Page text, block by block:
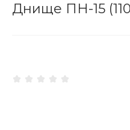
Днище ПН-15